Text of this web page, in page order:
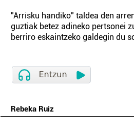
"Arrisku handiko" taldea den
guztiak betez adineko pertsonei
berriro eskaintzeko galdegin du
Rebeka Ruiz